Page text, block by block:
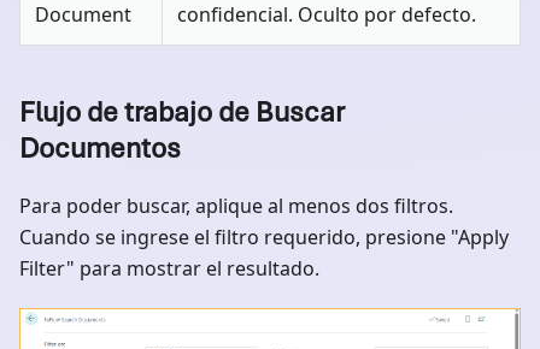
Document
confidencial. Oculto por defecto.
Flujo de trabajo de Buscar
Documentos
Para poder buscar, aplique al menos dos filtros.
Cuando se ingrese el filtro requerido, presione "Apply
Filter" para mostrar el resultado.